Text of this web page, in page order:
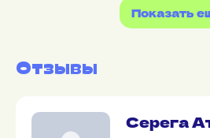
Показать
Отзывы
Серега